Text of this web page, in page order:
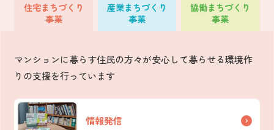
住宅まちづくり
事業
産業まちづくり
事業
協働まちづくり
事業
マンションに暮らす住民の方々が安心して暮らせる環境作
りの支援を行っています
情報発信